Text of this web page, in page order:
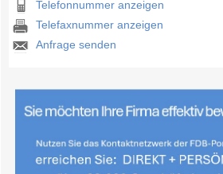
Telefonnummer anzeigen
Telefaxnummer anzeigen
Anfrage senden